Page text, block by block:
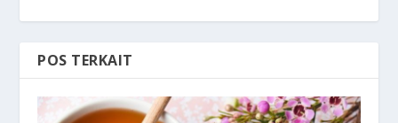
POS TERKAIT